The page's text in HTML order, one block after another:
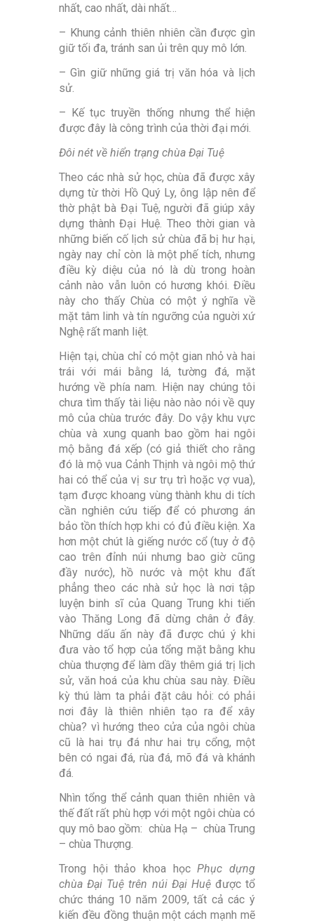
nhất, cao nhất, dài nhất…
– Khung cảnh thiên nhiên cần được gìn
giữ tối đa, tránh san ủi trên quy mô lớn.
– Gìn giữ những giá trị văn hóa và lịch
sử.
– Kế tục truyền thống nhưng thể hiện
được đây là công trình của thời đại mới.
Đôi nét về hiển trạng chùa Đại Tuệ
Theo các nhà sử học, chùa đã được xây
dựng từ thời Hồ Quý Ly, ông lập nên để
thờ phật bà Đại Tuệ, người đã giúp xây
dựng thành Đại Huệ. Theo thời gian và
những biến cố lịch sử chùa đã bị hư hại,
ngày nay chỉ còn là một phế tích, nhưng
điều kỳ diệu của nó là dù trong hoàn
cảnh nào vẫn luôn có hương khói. Điều
này cho thấy Chùa có một ý nghĩa về
mặt tâm linh và tín ngưỡng của nguời xứ
Nghệ rất manh liệt.
Hiện tại, chùa chỉ có một gian nhỏ và hai
trái với mái bằng lá, tường đá, mặt
hướng về phía nam. Hiện nay chúng tôi
chưa tìm thấy tài liệu nào nào nói về quy
mô của chùa trước đây. Do vậy khu vực
chùa và xung quanh bao gồm hai ngôi
mộ bằng đá xếp (có giả thiết cho rằng
đó là mộ vua Cảnh Thịnh và ngôi mộ thứ
hai có thể của vị sư trụ trì hoặc vợ vua),
tạm được khoang vùng thành khu di tích
cần nghiên cứu tiếp để có phương án
bảo tồn thích hợp khi có đủ điều kiện. Xa
hơn một chút là giếng nước cổ (tuy ở độ
cao trên đỉnh núi nhưng bao giờ cũng
đầy nước), hồ nước và một khu đất
phẳng theo các nhà sử học là nơi tập
luyện binh sĩ của Quang Trung khi tiến
vào Thăng Long đã dừng chân ở đây.
Những dấu ấn này đã được chú ý khi
đưa vào tổ hợp của tổng mặt bằng khu
chùa thượng để làm dầy thêm giá trị lịch
sử, văn hoá của khu chùa sau này. Điều
kỳ thú làm ta phải đặt câu hỏi: có phải
nơi đây là thiên nhiên tạo ra để xây
chùa? vì hướng theo cửa của ngôi chùa
cũ là hai trụ đá như hai trụ cổng, một
bên có ngai đá, rùa đá, mõ đá và khánh
đá.
Nhìn tổng thể cảnh quan thiên nhiên và
thế đất rất phù hợp với một ngôi chùa có
quy mô bao gồm: chùa Hạ – chùa Trung
– chùa Thượng.
Trong hội thảo khoa họcPhục dựng
chùa Đại Tuệ trên núi Đại Huệ được tổ
chức tháng 10 năm 2009, tất cả các ý
kiến đều đồng thuận một cách mạnh mẽ